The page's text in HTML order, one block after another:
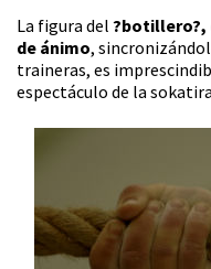
La figura del ?botillero?,
de ánimo,
traineras, es
espectáculo de la